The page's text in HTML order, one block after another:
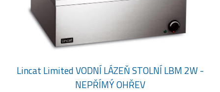
Lincat Limited VODNÍ LÁZEŇ STOLNÍ LBM 2W -
NEPŘÍMÝ OHŘEV